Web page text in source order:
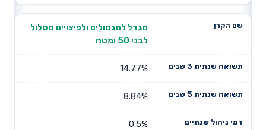
מגדל לתגמולים ולפיצויים מסלול
לבני 50 ומטה
14.77%
8.84%
0.5%